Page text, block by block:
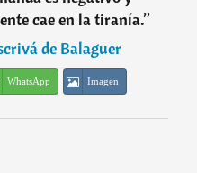
cae en la tiranía.”
de Balaguer
WhatsApp Imagen